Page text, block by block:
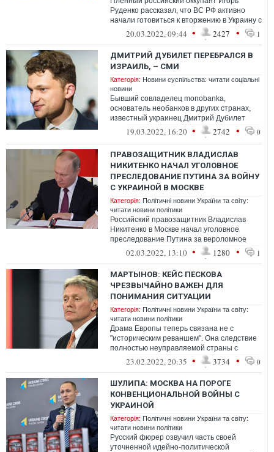
Руденко рассказал, что ВС РФ активно
начали готовиться к вторжению в Украину с
территории временно оккупированного К...
20.03.2022, 09:44 • 2427 • 1
ДМИТРИЙ ДУБИЛЕТ ПЕРЕБРАЛСЯ В
ИЗРАИЛЬ, – СМИ
Категорія: Новини суспільства: читати соціальні
новини
Бывший совладелец monobanka,
основатель необанков в других странах,
известный украинец Дмитрий Дубилет
обустроился в Израиле и по информации
19.03.2022, 16:20 • 2742 • 0
ПРАВОЗАЩИТНИК ВЛАДИСЛАВ
НИКИТЕНКО НАЧАЛ УГОЛОВНОЕ
ПРЕСЛЕДОВАНИЕ ПУТИНА ЗА ВОЙНУ
С УКРАИНОЙ В МОСКВЕ
Категорія: Політичні новини України та світу:
читати новини політики
Российский правозащитник Владислав
Никитенко в Москве начал уголовное
преследование Путина за вероломное
преступное широкомасштабное военное
02.03.2022, 13:10 • 1280 • 1
МАРТЫНОВ: КЕЙС ПЕСКОВА
ЧРЕЗВЫЧАЙНО ВАЖЕН ДЛЯ
ПОНИМАНИЯ СИТУАЦИИ
Категорія: Політичні новини України та світу:
читати новини політики
Драма Европы теперь связана не с
"историческим реваншем". Она следствие
полностью неуправляемой страны с
ядерными ракетами, угрожающей не
23.02.2022, 20:35 • 3734 • 0
ШУЛИПА: МОСКВА НА ПОРОГЕ
КОНВЕНЦИОНАЛЬНОЙ ВОЙНЫ С
УКРАИНОЙ
Категорія: Політичні новини України та світу:
читати новини політики
Русский фюрер озвучил часть своей
уточненной идейно-политической